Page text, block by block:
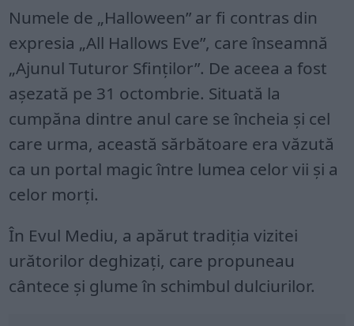
Numele de „Halloween” ar fi contras din
expresia „All Hallows Eve”, care înseamnă
„Ajunul Tuturor Sfinților”. De aceea a fost
așezată pe 31 octombrie. Situată la
cumpăna dintre anul care se încheia și cel
care urma, această sărbătoare era văzută
ca un portal magic între lumea celor vii și a
celor morți.
În Evul Mediu, a apărut tradiția vizitei
urătorilor deghizați, care propuneau
cântece și glume în schimbul dulciurilor.